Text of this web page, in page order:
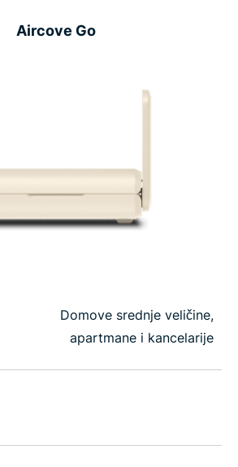
Aircove Go
Domove srednje veličine,
apartmane i kancelarije